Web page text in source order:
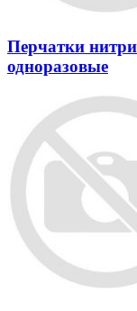
Перчатки
одноразовые